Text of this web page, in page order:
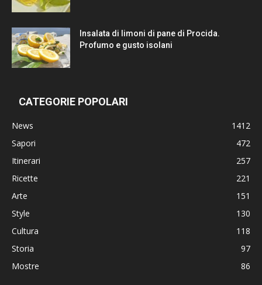
Insalata di limoni di pane di Procida.
Profumo e gusto isolani
CATEGORIE POPOLARI
News
1412
Sapori
472
Itinerari
257
Ricette
221
Arte
151
Style
130
Cultura
118
Storia
97
Mostre
86